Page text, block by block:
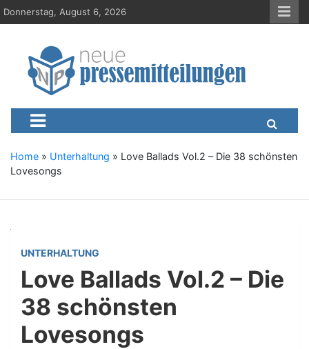
S
k
Donnerstag, August 6, 2026
Neue-
Presseportal, Nachrichten, News, Meldungen, Wirtschaft
Home » Unterhaltung » Love Ballads Vol.2 – Die 38 schönsten
Lovesongs
UNTERHALTUNG
Love Ballads Vol.2 – Die
38 schönsten
Lovesongs